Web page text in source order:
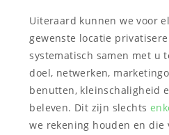
Uiteraard kunnen we voor
gewenste locatie
systematisch samen met u
doel, netwerken,
benutten, kleinschaligheid
beleven. Dit zijn slechts
we rekening houden en die